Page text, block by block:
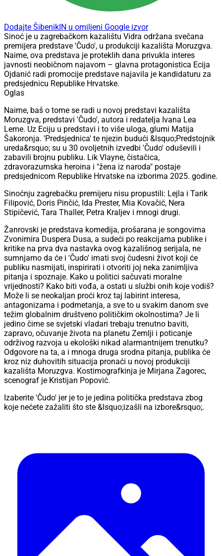
Dodajte ŠibenikIN u omiljeni Google izvor
Sinoć je u zagrebačkom kazalištu Vidra održana svečana
premijera predstave 'Čudo', u produkciji kazališta Moruzgva.
Naime, ova predstava je proteklih dana privukla interes
javnosti neobičnom najavom – glavna protagonistica Ecija
Ojdanić radi promocije predstave najavila je kandidaturu za
predsjednicu Republike Hrvatske.
Oglas
Naime, baš o tome se radi u novoj predstavi kazališta
Moruzgva, predstavi 'Čudo', autora i redatelja Ivana Lea
Leme. Uz Eciju u predstavi i to više uloga, glumi Matija
Šakoronja. 'Predsjednica' te njezin budući &lsquo;Predstojnik
ureda&rsquo; su u 30 ovoljetnih izvedbi 'Čudo' oduševili i
zabavili brojnu publiku. Lik Vlayne, čistačica,
zdravorazumska heroina i "žena iz naroda" postaje
predsjednicom Republike Hrvatske na izborima 2025. godine.
Sinoćnju zagrebačku premijeru nisu propustili: Lejla i Tarik
Filipović, Doris Pinčić, Ida Prester, Mia Kovačić, Nera
Stipičević, Tara Thaller, Petra Kraljev i mnogi drugi.
Žanrovski je predstava komedija, prošarana je songovima
Zvonimira Duspera Dusa, a sudeći po reakcijama publike i
kritike na prva dva nastavka ovog kazališnog serijala, ne
sumnjamo da će i 'Čudo' imati svoj čudesni život koji će
publiku nasmijati, inspirirati i otvoriti joj neka zanimljiva
pitanja i spoznaje. Kako u politici sačuvati moralne
vrijednosti? Kako biti vođa, a ostati u službi onih koje vodiš?
Može li se neokaljan proći kroz taj labirint interesa,
antagonizama i podmetanja, a sve to u svakim danom sve
težim globalnim društveno političkim okolnostima? Je li
jedino čime se svjetski vladari trebaju trenutno baviti,
zapravo, očuvanje života na planetu Zemlji i poticanje
održivog razvoja u ekološki nikad alarmantnijem trenutku?
Odgovore na ta, a i mnoga druga srodna pitanja, publika će
kroz niz duhovitih situacija pronaći u novoj produkciji
kazališta Moruzgva. Kostimografkinja je Mirjana Zagorec,
scenograf je Kristijan Popović.
Izaberite 'Čudo' jer je to je jedina politička predstava zbog
koje nećete zažaliti što ste &lsquo;izašli na izbore&rsquo;.